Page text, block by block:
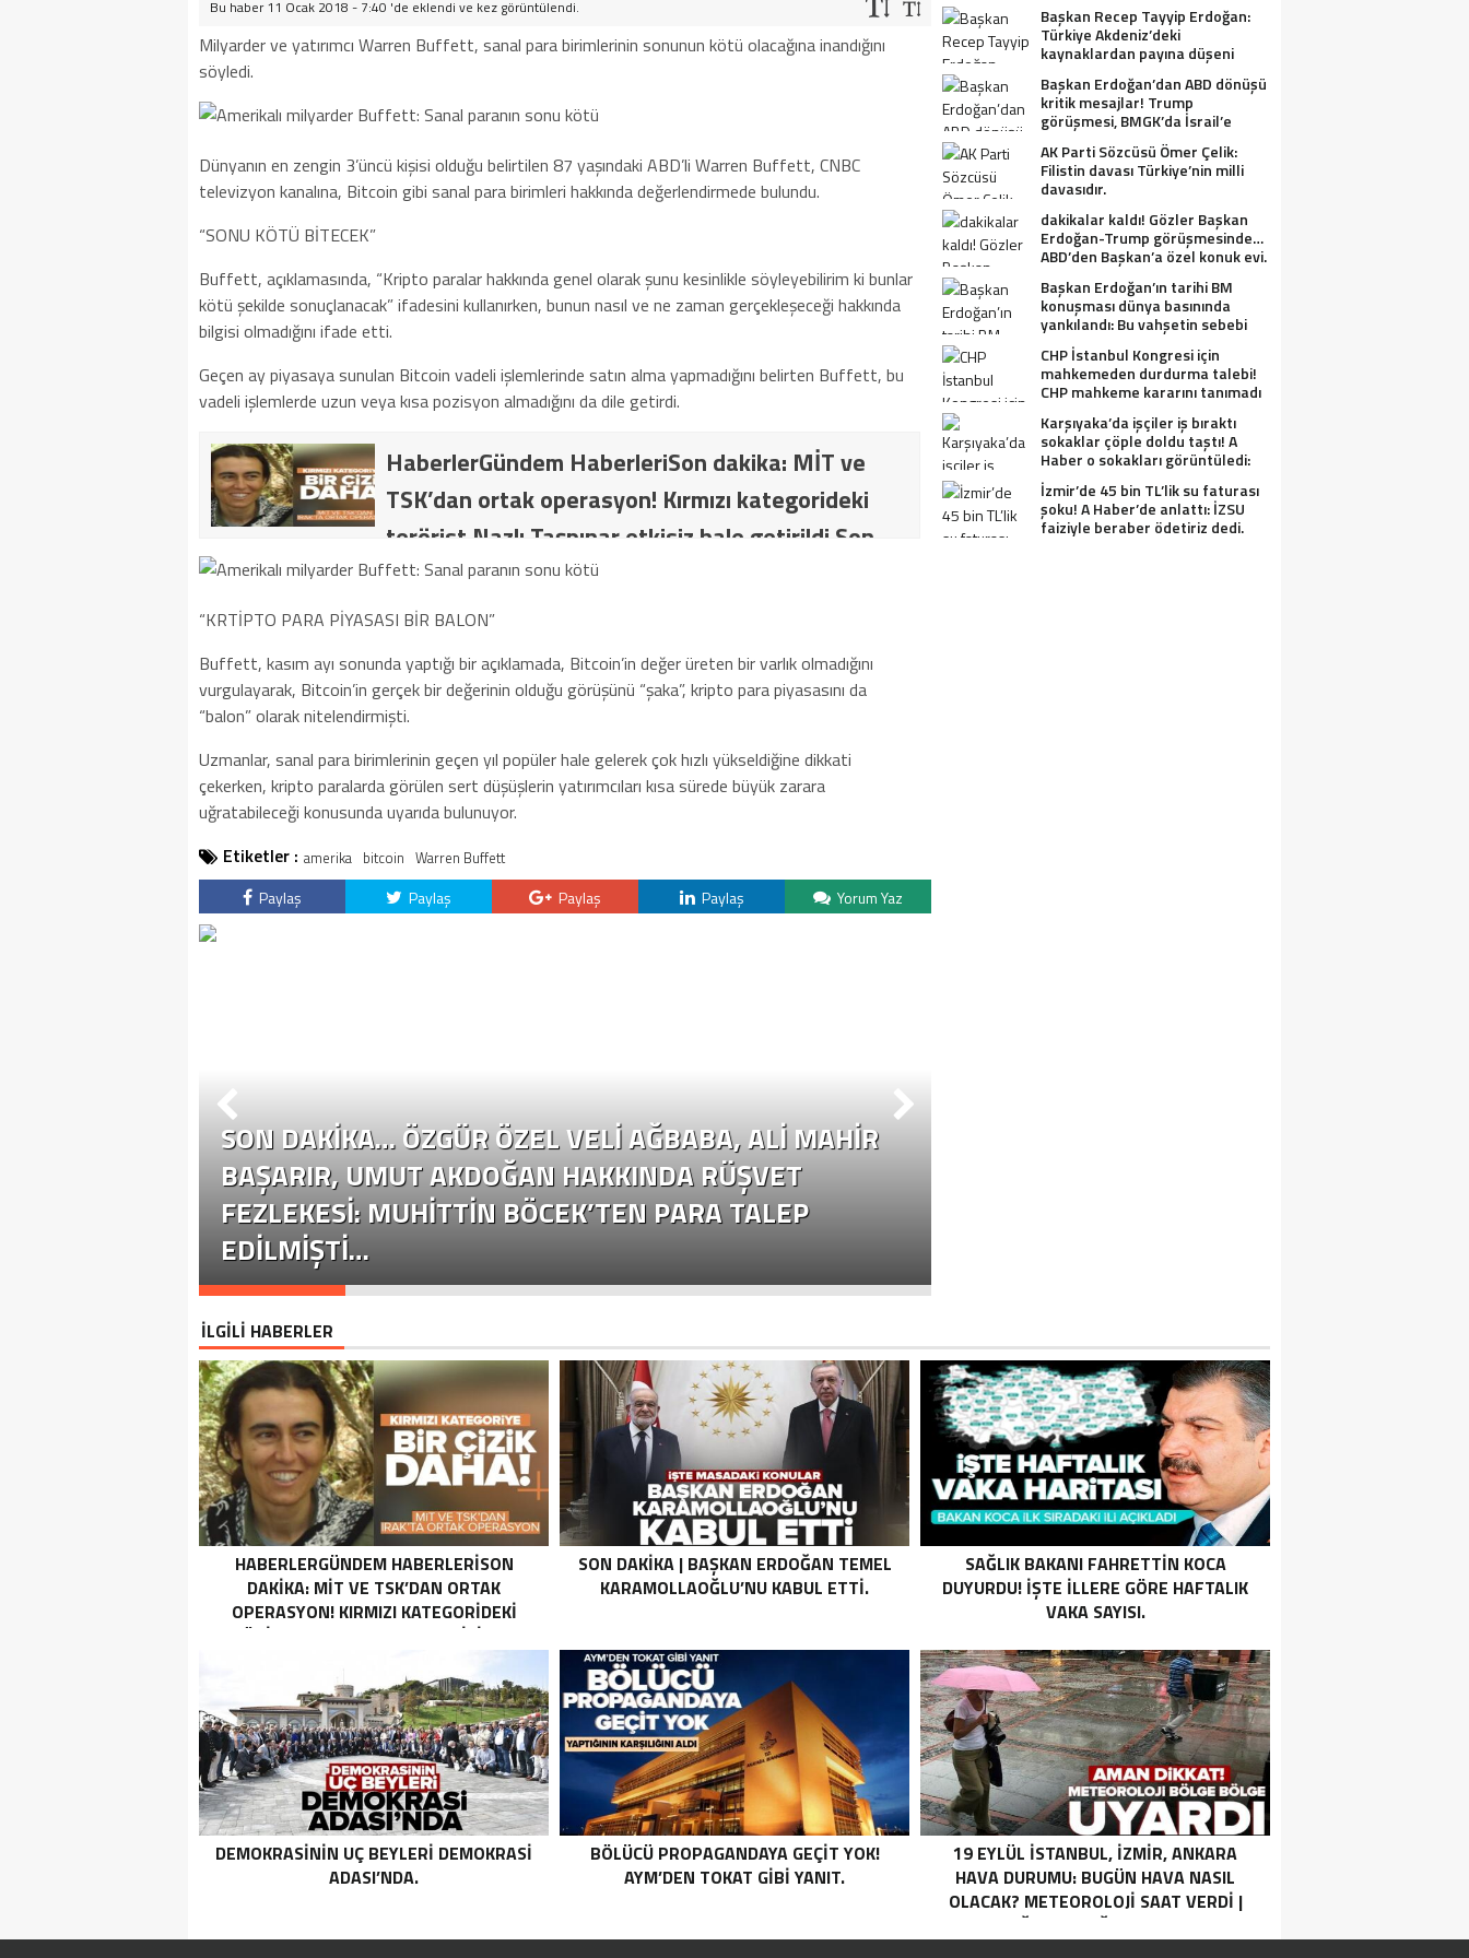
Bu haber 11 Ocak 2018 - 7:40 'de eklendi ve kez görüntülendi.
Milyarder ve yatırımcı Warren Buffett, sanal para birimlerinin sonunun kötü olacağına inandığını
söyledi.
Dünyanın en zengin 3’üncü kişisi olduğu belirtilen 87 yaşındaki ABD’li Warren Buffett, CNBC
televizyon kanalına, Bitcoin gibi sanal para birimleri hakkında değerlendirmede bulundu.
“SONU KÖTÜ BİTECEK”
Buffett, açıklamasında, “Kripto paralar hakkında genel olarak şunu kesinlikle söyleyebilirim ki bunlar
kötü şekilde sonuçlanacak” ifadesini kullanırken, bunun nasıl ve ne zaman gerçekleşeceği hakkında
bilgisi olmadığını ifade etti.
Geçen ay piyasaya sunulan Bitcoin vadeli işlemlerinde satın alma yapmadığını belirten Buffett, bu
vadeli işlemlerde uzun veya kısa pozisyon almadığını da dile getirdi.
HaberlerGündem HaberleriSon dakika: MİT ve
TSK’dan ortak operasyon! Kırmızı kategorideki
terörist Nazlı Taşpınar etkisiz hale getirildi Son
dakika: MİT ve TSK’dan ortak operasyon! Kırmızı
kategorideki terörist Nazlı Taşpınar etkisiz hale
getirildi .
“KRTİPTO PARA PİYASASI BİR BALON”
Buffett, kasım ayı sonunda yaptığı bir açıklamada, Bitcoin’in değer üreten bir varlık olmadığını
vurgulayarak, Bitcoin’in gerçek bir değerinin olduğu görüşünü “şaka”, kripto para piyasasını da
“balon” olarak nitelendirmişti.
Uzmanlar, sanal para birimlerinin geçen yıl popüler hale gelerek çok hızlı yükseldiğine dikkati
çekerken, kripto paralarda görülen sert düşüşlerin yatırımcıları kısa sürede büyük zarara
uğratabileceği konusunda uyarıda bulunuyor.
Etiketler : amerika bitcoin Warren Buffett
Paylaş Paylaş Paylaş Paylaş Yorum Yaz
SON DAKİKA… ÖZGÜR ÖZEL VELI AĞBABA, ALI MAHIR
BAŞARIR, UMUT AKDOĞAN HAKKINDA RÜŞVET
FEZLEKESI: MUHITTIN BÖCEK’TEN PARA TALEP
EDILMIŞTI…
Başkan Recep Tayyip Erdoğan:
Türkiye Akdeniz’deki
kaynaklardan payına düşeni
Başkan Erdoğan’dan ABD dönüşü
kritik mesajlar! Trump
görüşmesi, BMGK’da İsrail’e
tepkiler, Gazze ve Filistin
meselesi….
AK Parti Sözcüsü Ömer Çelik:
Filistin davası Türkiye’nin milli
davasıdır.
dakikalar kaldı! Gözler Başkan
Erdoğan-Trump görüşmesinde…
ABD’den Başkan’a özel konuk evi.
Başkan Erdoğan’ın tarihi BM
konuşması dünya basınında
yankılandı: Bu vahşetin sebebi
olabilir mi?
CHP İstanbul Kongresi için
mahkemeden durdurma talebi!
CHP mahkeme kararını tanımadı
Karşıyaka’da işçiler iş bıraktı
sokaklar çöple doldu taştı! A
Haber o sokakları görüntüledi:
Fareler cirit atıyor
İzmir’de 45 bin TL’lik su faturası
şoku! A Haber’de anlattı: İZSU
faiziyle beraber ödetiriz dedi.
İLGİLİ HABERLER
HABERLERGÜNDEM HABERLERISON
DAKIKA: MİT VE TSK’DAN ORTAK
OPERASYON! KIRMIZI KATEGORIDEKI
TERÖRIST NAZLI TAŞPINAR ETKISIZ HALE
ORTAK OPERASYON! KIRMIZI
KATEGORIDEKI TERÖRIST NAZLI
TAŞPINAR ETKISIZ HALE GETIRILDI .
SON DAKIKA | BAŞKAN ERDOĞAN TEMEL
KARAMOLLAOĞLU’NU KABUL ETTI.
SAĞLIK BAKANI FAHRETTIN KOCA
DUYURDU! İŞTE ILLERE GÖRE HAFTALIK
VAKA SAYISI.
DEMOKRASININ UÇ BEYLERI DEMOKRASI
ADASI’NDA.
BÖLÜCÜ PROPAGANDAYA GEÇIT YOK!
AYM’DEN TOKAT GIBI YANIT.
19 EYLÜL İSTANBUL, İZMIR, ANKARA
HAVA DURUMU: BUGÜN HAVA NASIL
OLACAK? METEOROLOJI SAAT VERDI |
SAĞANAK YAĞIŞ UYARISI.